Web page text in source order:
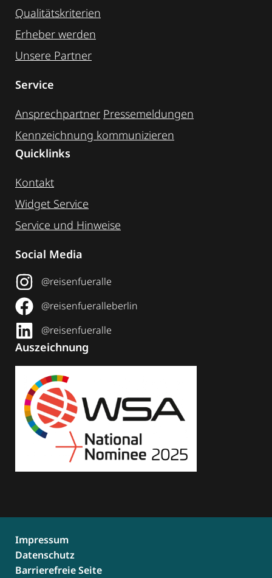
Qualitätskriterien
Erheber werden
Unsere Partner
Service
Ansprechpartner Pressemeldungen
Kennzeichnung ­kommunizieren
Quicklinks
Kontakt
Widget Service
Service und Hinweise
Social Media
@reisenfueralle
@reisenfueralleberlin
@reisenfueralle
Auszeichnung
Impressum
Datenschutz
Barrierefreie Seite